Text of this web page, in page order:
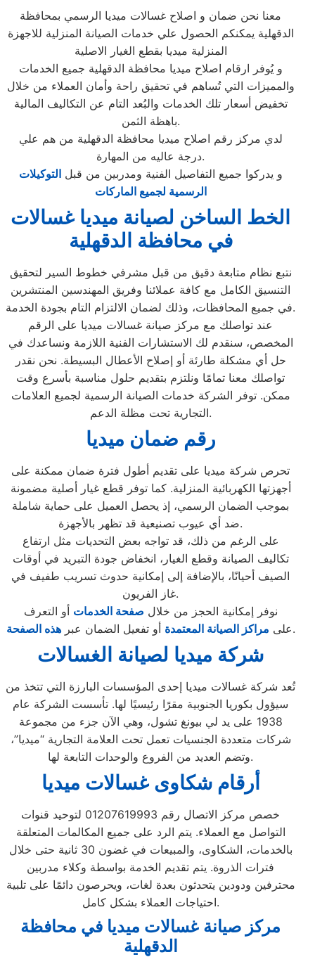
معنا نحن ضمان و اصلاح غسالات ميديا الرسمي بمحافظة
الدقهلية يمكنكم الحصول علي خدمات الصيانة المنزلية للاجهزة
المنزلية ميديا بقطع الغيار الاصلية
و يُوفر ارقام اصلاح ميديا محافظة الدقهلية جميع الخدمات
والمميزات التي تُساهم في تحقيق راحة وأمان العملاء من خلال
تخفيض أسعار تلك الخدمات والبُعد التام عن التكاليف المالية
باهظة الثمن.
لدي مركز رقم اصلاح ميديا محافظة الدقهلية من هم علي
درجة عاليه من المهارة.
و يدركوا جميع التفاصيل الفنية ومدربين من قبلالتوكيلات
الرسمية لجميع الماركات
الخط الساخن لصيانة ميديا غسالات
في محافظة الدقهلية
نتبع نظام متابعة دقيق من قبل مشرفي خطوط السير لتحقيق
التنسيق الكامل مع كافة عملائنا وفريق المهندسين المنتشرين
في جميع المحافظات، وذلك لضمان الالتزام التام بجودة الخدمة.
عند تواصلك مع مركز صيانة غسالات ميديا على الرقم
المخصص، سنقدم لك الاستشارات الفنية اللازمة ونساعدك في
حل أي مشكلة طارئة أو إصلاح الأعطال البسيطة. نحن نقدر
تواصلك معنا تمامًا ونلتزم بتقديم حلول مناسبة بأسرع وقت
ممكن. توفر الشركة خدمات الصيانة الرسمية لجميع العلامات
التجارية تحت مظلة الدعم.
رقم ضمان ميديا
تحرص شركة ميديا على تقديم أطول فترة ضمان ممكنة على
أجهزتها الكهربائية المنزلية. كما توفر قطع غيار أصلية مضمونة
بموجب الضمان الرسمي، إذ يحصل العميل على حماية شاملة
ضد أي عيوب تصنيعية قد تظهر بالأجهزة.
على الرغم من ذلك، قد تواجه بعض التحديات مثل ارتفاع
تكاليف الصيانة وقطع الغيار، انخفاض جودة التبريد في أوقات
الصيف أحيانًا، بالإضافة إلى إمكانية حدوث تسريب طفيف في
غاز الفريون.
نوفر إمكانية الحجز من خلال صفحة الخدمات أو التعرف
على مراكز الصيانة المعتمدة أو تفعيل الضمان عبرهذه الصفحة .
شركة ميديا لصيانة الغسالات
تُعد شركة غسالات ميديا إحدى المؤسسات البارزة التي تتخذ من
سيؤول بكوريا الجنوبية مقرًا رئيسيًا لها. تأسست الشركة عام
1938 على يد لي بيونغ تشول، وهي الآن جزء من مجموعة
شركات متعددة الجنسيات تعمل تحت العلامة التجارية “ميديا”،
وتضم العديد من الفروع والوحدات التابعة لها.
أرقام شكاوى غسالات ميديا
خصص مركز الاتصال رقم 01207619993 لتوحيد قنوات
التواصل مع العملاء. يتم الرد على جميع المكالمات المتعلقة
بالخدمات، الشكاوى، والمبيعات في غضون 30 ثانية حتى خلال
فترات الذروة. يتم تقديم الخدمة بواسطة وكلاء مدربين
محترفين ودودين يتحدثون بعدة لغات، ويحرصون دائمًا على تلبية
احتياجات العملاء بشكل كامل.
مركز صيانة غسالات ميديا في محافظة
الدقهلية